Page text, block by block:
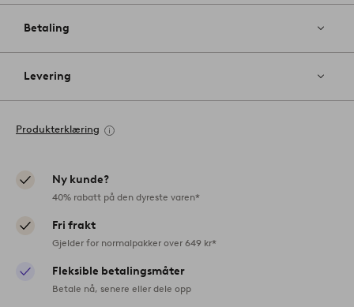
Betaling
Levering
Produkterklæring
Ny kunde?
40% rabatt på den dyreste varen*
Fri frakt
Gjelder for normalpakker over 649 kr*
Fleksible betalingsmåter
Betale nå, senere eller dele opp